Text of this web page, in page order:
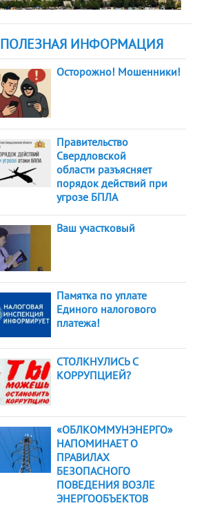
ПОЛЕЗНАЯ ИНФОРМАЦИЯ
Осторожно! Мошенники!
Правительство
Свердловской
области разъясняет
порядок действий при
угрозе БПЛА
Ваш участковый
Памятка по уплате
Единого налогового
платежа!
СТОЛКНУЛИСЬ С
КОРРУПЦИЕЙ?
«ОБЛКОММУНЭНЕРГО»
НАПОМИНАЕТ О
ПРАВИЛАХ
БЕЗОПАСНОГО
ПОВЕДЕНИЯ ВОЗЛЕ
ЭНЕРГООБЪЕКТОВ